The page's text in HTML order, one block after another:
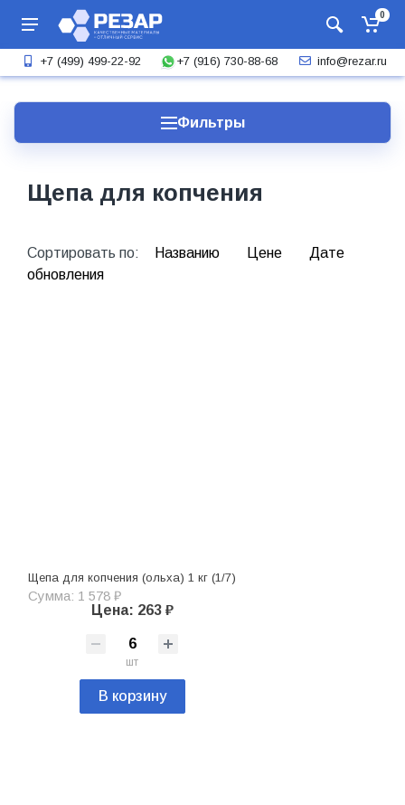
0
+7 (499) 499-22-92 +7 (916) 730-88-68 info@rezar.ru
Фильтры
Щепа для копчения
Сортировать по: Названию Цене
Дате
обновления
Щепа для копчения (ольха) 1 кг (1/7)
Сумма: 1 578 ₽
Цена: 263 ₽
шт
В корзину